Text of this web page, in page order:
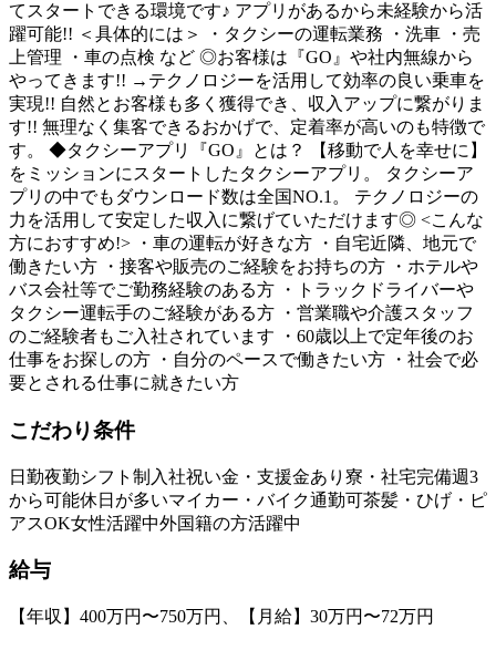
てスタートできる環境です♪ アプリがあるから未経験から活
躍可能!! ＜具体的には＞ ・タクシーの運転業務 ・洗車 ・売
上管理 ・車の点検 など ◎お客様は『GO』や社内無線から
やってきます!! →テクノロジーを活用して効率の良い乗車を
実現!! 自然とお客様も多く獲得でき、収入アップに繋がりま
す!! 無理なく集客できるおかげで、定着率が高いのも特徴で
す。 ◆タクシーアプリ『GO』とは？ 【移動で人を幸せに】
をミッションにスタートしたタクシーアプリ。 タクシーア
プリの中でもダウンロード数は全国NO.1。 テクノロジーの
力を活用して安定した収入に繋げていただけます◎ <こんな
方におすすめ!> ・車の運転が好きな方 ・自宅近隣、地元で
働きたい方 ・接客や販売のご経験をお持ちの方 ・ホテルや
バス会社等でご勤務経験のある方 ・トラックドライバーや
タクシー運転手のご経験がある方 ・営業職や介護スタッフ
のご経験者もご入社されています ・60歳以上で定年後のお
仕事をお探しの方 ・自分のペースで働きたい方 ・社会で必
要とされる仕事に就きたい方
こだわり条件
日勤夜勤シフト制 入社祝い金・支援金あり 寮・社宅完備週3
から可能休日が多いマイカー・バイク通勤可茶髪・ひげ・ピ
アスOK女性活躍中外国籍の方活躍中
給与
【年収】400万円〜750万円、【月給】30万円〜72万円